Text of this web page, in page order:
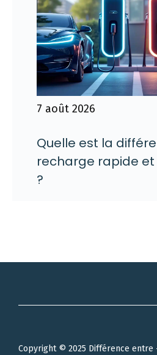
7 août 2026
Quelle est la
recharge rapide
?
Copyright © 2025 Différence entre